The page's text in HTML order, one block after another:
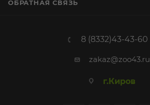
ОБРАТНАЯ СВЯЗЬ
8 (8332)43-43-60
zakaz@zoo43.ru
г.Киров